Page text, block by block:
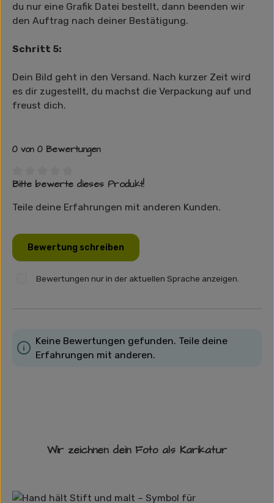
du nur eine Grafik Datei bestellt, dann beenden wir
den Auftrag nach deiner Bestätigung.
Schritt 5:
Dein Bild geht in den Versand. Nach kurzer Zeit wird
es dir zugestellt, du machst die Verpackung auf und
freust dich.
0 von 0 Bewertungen
Durchschnittliche Bewertung von 0 von 5 Sternen
Bitte bewerte dieses Produkt!
Teile deine Erfahrungen mit anderen Kunden.
Bewertung schreiben
Bewertungen nur in der aktuellen Sprache anzeigen.
Keine Bewertungen gefunden. Teile deine
Erfahrungen mit anderen.
Wir zeichnen dein Foto als Karikatur